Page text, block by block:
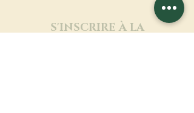
S'INSCRIRE À LA